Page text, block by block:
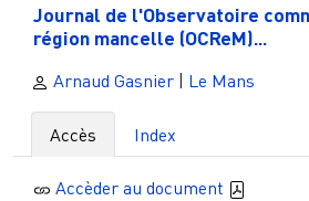
Journal de l'Observatoire
région mancelle (OCReM)...
Arnaud Gasnier Le Mans
Accès Index
Accèder au document